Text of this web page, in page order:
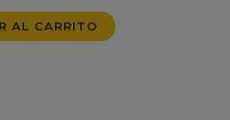
AL CARRITO